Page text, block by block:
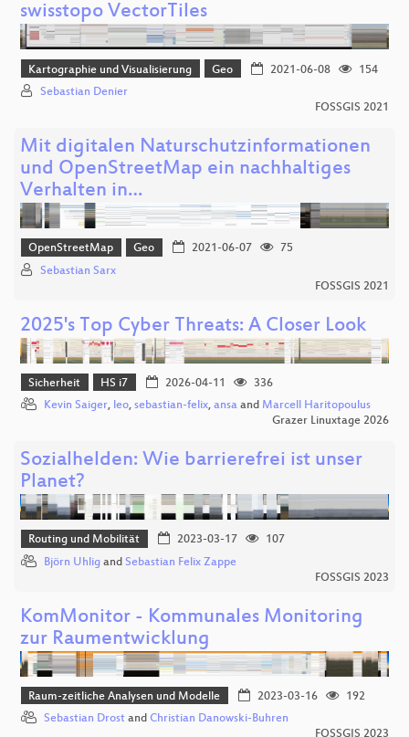
swisstopo VectorTiles
Kartographie und Visualisierung Geo 2021-06-08
154
Sebastian Denier
FOSSGIS 2021
Mit digitalen Naturschutzinformationen
und OpenStreetMap ein nachhaltiges
Verhalten in…
OpenStreetMap Geo 2021-06-07
75
Sebastian Sarx
FOSSGIS 2021
2025's Top Cyber Threats: A Closer Look
Sicherheit HS i7 2026-04-11
336
Kevin Saiger, leo, sebastian-felix, ansa and Marcell Haritopoulus
Grazer Linuxtage 2026
Sozialhelden: Wie barrierefrei ist unser
Planet?
Routing und Mobilität 2023-03-17
107
Björn Uhlig and Sebastian Felix Zappe
FOSSGIS 2023
KomMonitor - Kommunales Monitoring
zur Raumentwicklung
Raum-zeitliche Analysen und Modelle 2023-03-16
192
Sebastian Drost and Christian Danowski-Buhren